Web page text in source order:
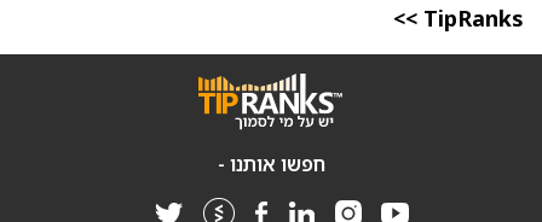
TipRanks >>
חפשו אותנו -